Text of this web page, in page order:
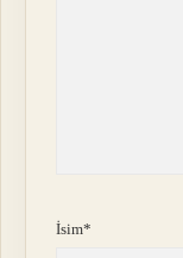
İsim*